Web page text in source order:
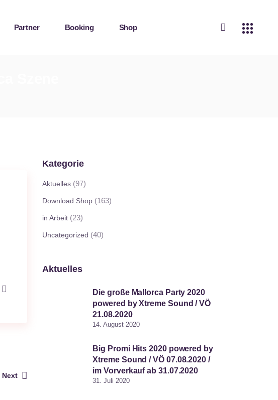
Partner Booking Shop
Next
Kategorie
Aktuelles (97)
Download Shop (163)
in Arbeit (23)
Uncategorized (40)
Aktuelles
Die große Mallorca Party 2020
powered by Xtreme Sound / VÖ
21.08.2020
14. August 2020
Big Promi Hits 2020 powered by
Xtreme Sound / VÖ 07.08.2020 /
im Vorverkauf ab 31.07.2020
31. Juli 2020